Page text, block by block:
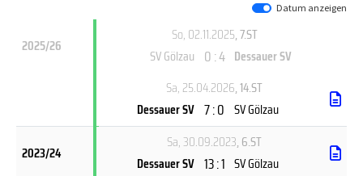
Datum anzeigen
2025/26
So, 02.11.2025, 7.ST
SV Gölzau 0 : 4 Dessauer SV
Sa, 25.04.2026, 14.ST
Dessauer SV 7 : 0 SV Gölzau
2023/24
Sa, 30.09.2023, 6.ST
Dessauer SV 13 : 1 SV Gölzau